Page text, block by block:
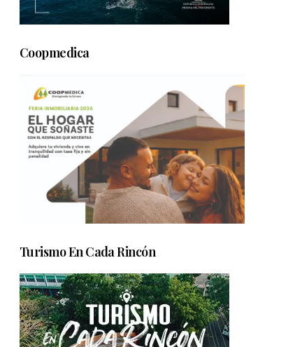
Coopmedica
Turismo En Cada Rincón